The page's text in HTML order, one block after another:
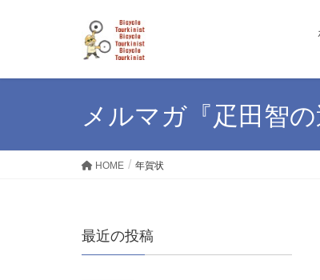
メルマガ『疋田智
HOME 年賀状
最近の投稿